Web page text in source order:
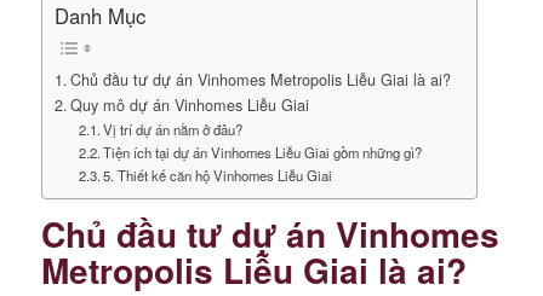
Danh Mục
Chủ đầu tư dự án Vinhomes Metropolis Liễu Giai là ai?
Quy mô dự án Vinhomes Liễu Giai
Vị trí dự án nằm ở đâu?
Tiện ích tại dự án Vinhomes Liễu Giai gồm những gì?
5. Thiết kế căn hộ Vinhomes Liễu Giai
Chủ đầu tư dự án Vinhomes
Metropolis Liễu Giai là ai?